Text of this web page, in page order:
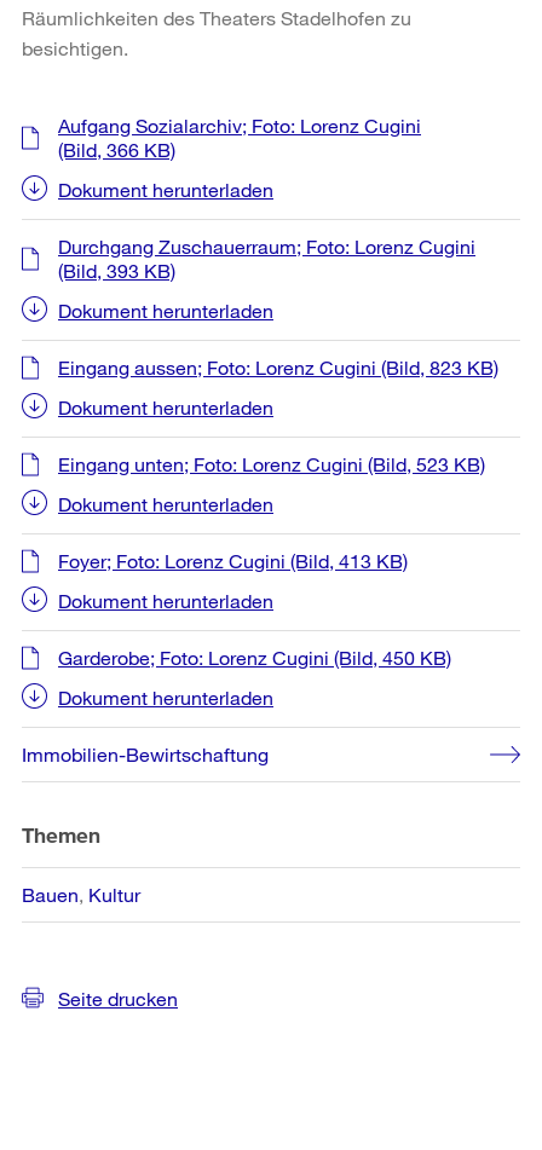
Räumlichkeiten des Theaters Stadelhofen zu
besichtigen.
Weitere
Informationen
Aufgang Sozialarchiv; Foto: Lorenz Cugini
(Bild, 366 KB)
Dokument herunterladen
Durchgang Zuschauerraum; Foto: Lorenz Cugini
(Bild, 393 KB)
Dokument herunterladen
Eingang aussen; Foto: Lorenz Cugini (Bild, 823 KB)
Dokument herunterladen
Eingang unten; Foto: Lorenz Cugini (Bild, 523 KB)
Dokument herunterladen
Foyer; Foto: Lorenz Cugini (Bild, 413 KB)
Dokument herunterladen
Garderobe; Foto: Lorenz Cugini (Bild, 450 KB)
Dokument herunterladen
Immobilien-Bewirtschaftung
Themen
Bauen Kultur
Seite drucken